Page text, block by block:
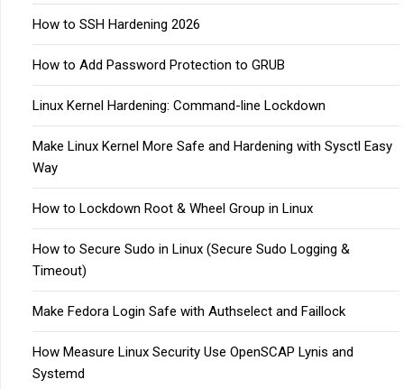
How to SSH Hardening 2026
How to Add Password Protection to GRUB
Linux Kernel Hardening: Command-line Lockdown
Make Linux Kernel More Safe and Hardening with Sysctl Easy
Way
How to Lockdown Root & Wheel Group in Linux
How to Secure Sudo in Linux (Secure Sudo Logging &
Timeout)
Make Fedora Login Safe with Authselect and Faillock
How Measure Linux Security Use OpenSCAP Lynis and
Systemd